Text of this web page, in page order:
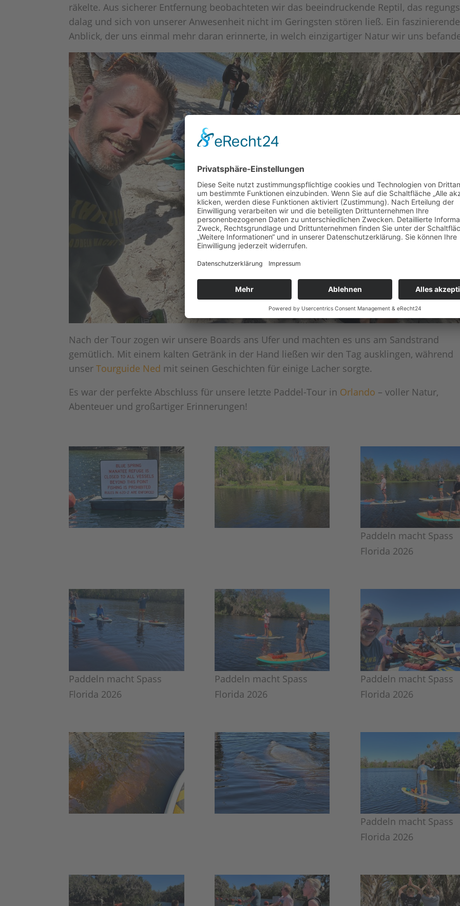
räkelte. Aus sicherer Entfernung beobachteten wir das beeindruckende Reptil, das
dalag und sich von unserer Anwesenheit nicht im Geringsten stören ließ. Ein
Anblick, der uns einmal mehr daran erinnerte, in welch einzigartiger Natur wir uns
Nach der Tour zogen wir unsere Boards ans Ufer und machten es uns am Sandstrand
gemütlich. Mit einem kalten Getränk in der Hand ließen wir den Tag ausklingen, während
unserTourguide Ned mit seinen Geschichten für einige Lacher sorgte.
Es war der perfekte Abschluss für unsere letzte Paddel-Tour in Orlando – voller Natur,
Abenteuer und großartiger Erinnerungen!
Paddeln macht Spass
Florida 2026
Paddeln macht Spass
Florida 2026
Paddeln macht Spass
Florida 2026
Paddeln macht Spass
Florida 2026
Paddeln macht Spass
Florida 2026